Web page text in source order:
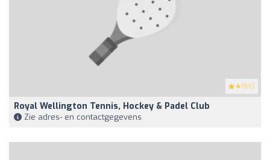
4 (55)
Royal Wellington Tennis, Hockey & Padel Club
Zie adres- en contactgegevens